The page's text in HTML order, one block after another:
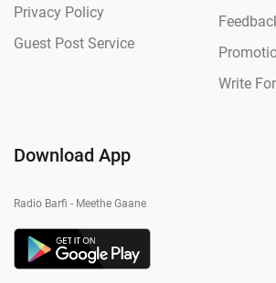
Privacy Policy
Guest Post Service
Write
Download App
Radio Barfi - Meethe Gaane